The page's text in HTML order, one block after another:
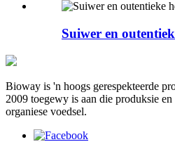
Suiwer en
Bioway is 'n hoogs gerespekteerde
2009 toegewy is aan die produksie
organiese voedsel.